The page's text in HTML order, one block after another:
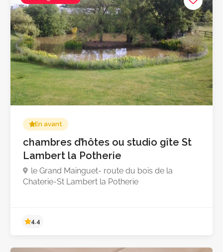
En avant
chambres d’hôtes ou studio gîte St
Lambert la Potherie
le Grand Mainguet- route du bois de la
Chaterie-St Lambert la Potherie